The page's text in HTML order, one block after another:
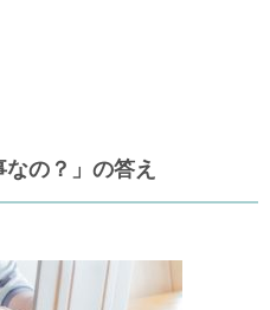
なの？」の答え